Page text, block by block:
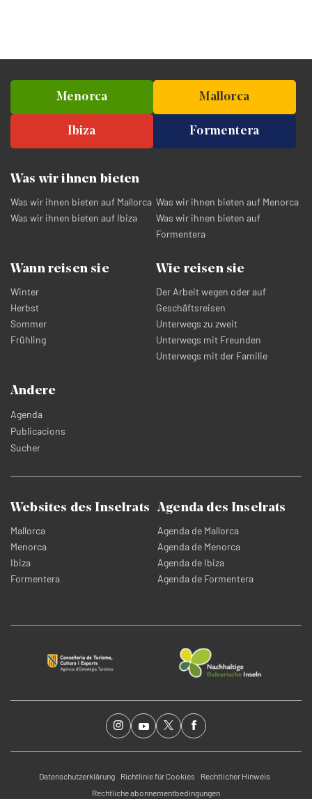
Menorca Mallorca
Ibiza Formentera
Was wir ihnen bieten
Was wir ihnen bieten auf Mallorca Was wir ihnen bieten auf Menorca
Was wir ihnen bieten auf Ibiza
Was wir ihnen bieten auf
Formentera
Wann reisen sie
Winter
Herbst
Sommer
Frühling
Wie reisen sie
Der Arbeit wegen oder auf
Geschäftsreisen
Unterwegs zu zweit
Unterwegs mit Freunden
Unterwegs mit der Familie
Andere
Agenda
Publicacions
Sucher
Websites des Inselrats
Mallorca
Menorca
Ibiza
Formentera
Agenda des Inselrats
Agenda de Mallorca
Agenda de Menorca
Agenda de Ibiza
Agenda de Formentera
Datenschutzerklärung Richtlinie für Cookies
Rechtlicher Hinweis
Rechtliche abonnementbedingungen